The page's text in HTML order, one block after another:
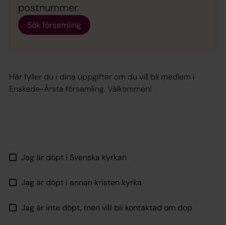
postnummer.
Sök församling
Här fyller du i dina uppgifter om du vill bli medlem i
Enskede-Årsta församling. Välkommen!
Jag är döpt i Svenska kyrkan
Jag är döpt i annan kristen kyrka
Jag är inte döpt, men vill bli kontaktad om dop